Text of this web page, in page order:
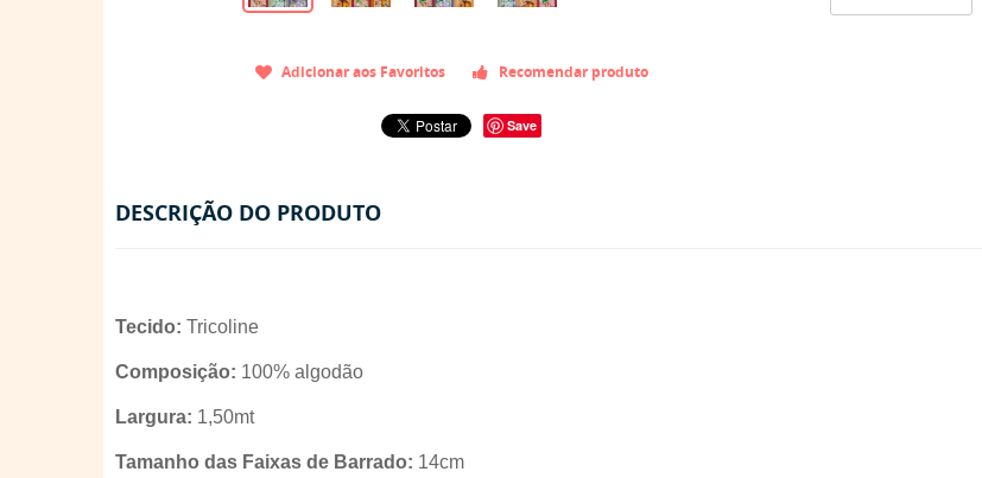
Adicionar aos Favoritos Recomendar produto
Save
DESCRIÇÃO DO PRODUTO
Tecido: Tricoline
Composição: 100% algodão
Largura: 1,50mt
Tamanho das Faixas de Barrado: 14cm